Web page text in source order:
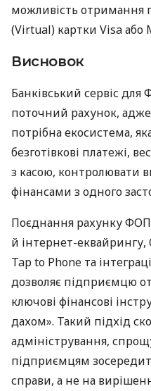
можливість отримання
(Virtual) картки Visa або
Висновок
Банківський сервіс
поточний рахунок,
потрібна екосистема,
безготівкові платежі,
з касою, контролювати
фінансами з одного
Поєднання рахунку
й інтернет-еквайрингу,
Tap to Phone та
дозволяє підприємцю
ключові фінансові
дахом». Такий підхід
адміністрування,
підприємцям
справи, а не на